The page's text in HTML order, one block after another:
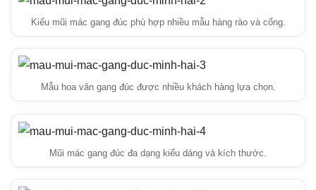
Kiểu mũi mác gang đúc phù hợp nhiều mẫu hàng rào và cổng.
Mẫu hoa văn gang đúc được nhiều khách hàng lựa chọn.
Mũi mác gang đúc đa dạng kiểu dáng và kích thước.